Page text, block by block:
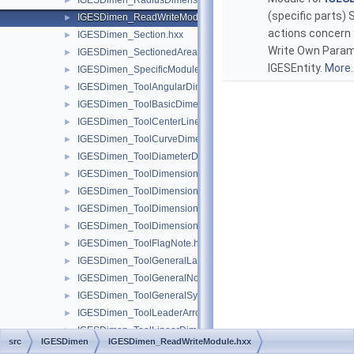
► IGESDimen_ReadWriteModule.hxx
► IGESDimen_Section.hxx
► IGESDimen_SectionedArea.hxx
► IGESDimen_SpecificModule.hxx
► IGESDimen_ToolAngularDimension.hxx
► IGESDimen_ToolBasicDimension.hxx
► IGESDimen_ToolCenterLine.hxx
► IGESDimen_ToolCurveDimension.hxx
► IGESDimen_ToolDiameterDimension.hxx
► IGESDimen_ToolDimensionDisplayData.hxx
► IGESDimen_ToolDimensionedGeometry.hxx
► IGESDimen_ToolDimensionTolerance.hxx
► IGESDimen_ToolDimensionUnits.hxx
► IGESDimen_ToolFlagNote.hxx
► IGESDimen_ToolGeneralLabel.hxx
► IGESDimen_ToolGeneralNote.hxx
► IGESDimen_ToolGeneralSymbol.hxx
► IGESDimen_ToolLeaderArrow.hxx
► IGESDimen_ToolLinearDimension.hxx
► IGESDimen_ToolNewDimensionedGeometry.hxx
(specific parts)
actions concern
Write Own
IGESEntity.
src IGESDimen IGESDimen_ReadWriteModule.hxx